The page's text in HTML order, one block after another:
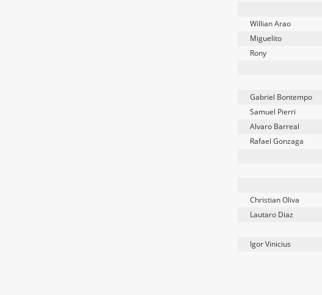
Willian Arao
Miguelito
Rony
Gabriel Bontempo
Samuel Pierri
Alvaro Barreal
Rafael Gonzaga
Christian Oliva
Lautaro Diaz
Igor Vinicius